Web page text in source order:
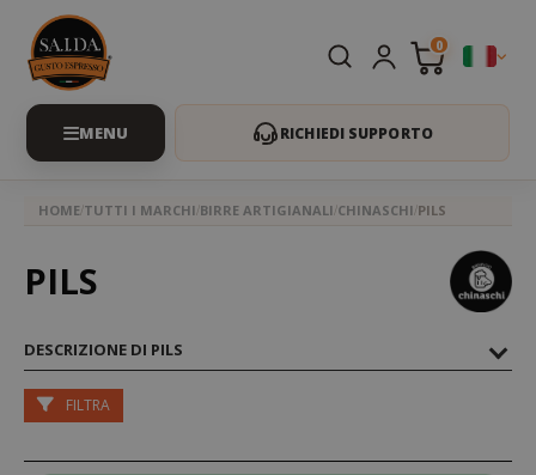
0
RICHIEDI SUPPORTO
HOME TUTTI I MARCHI BIRRE ARTIGIANALI CHINASCHI PILS
PILS
DESCRIZIONE DI PILS
FILTRA